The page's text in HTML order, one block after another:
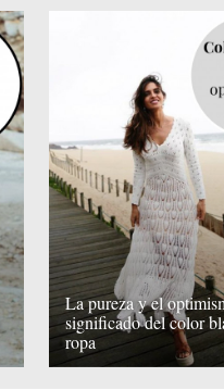
La pureza y el
significado del color
ropa